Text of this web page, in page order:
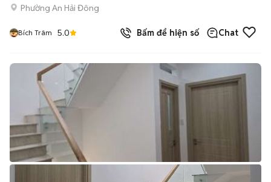
Phường An Hải Đông
Bích Trâm 5.0 Bấm để hiện số Chat